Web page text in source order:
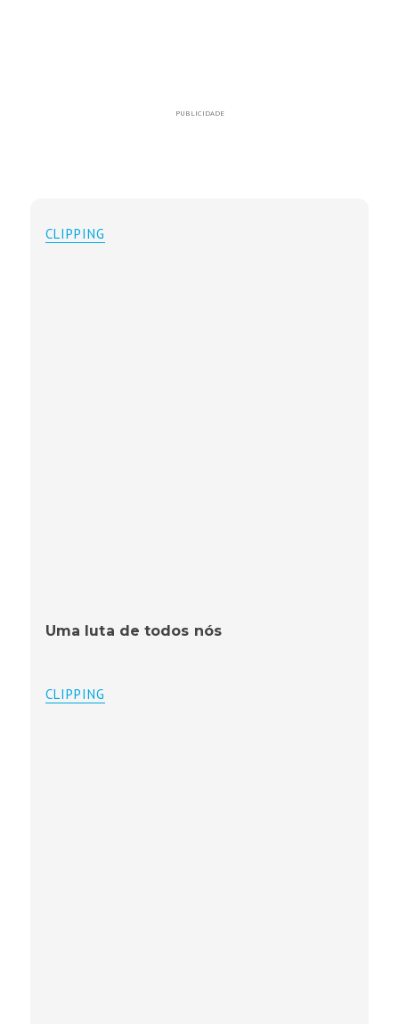
PUBLICIDADE
CLIPPING
Uma luta de todos nós
CLIPPING